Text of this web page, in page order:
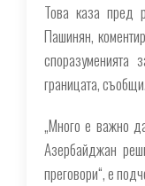
Това каза пред
Пашинян,
споразуменията
границата, съобщи.
„Много е важно
Азербайджан
преговори“, е